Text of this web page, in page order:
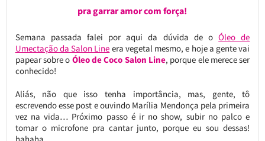
pra garrar amor com força!
Semana passada falei por aqui da dúvida de oÓleo de
Umectação da Salon Line era vegetal mesmo, e hoje a gente vai
papear sobre o Óleo de Coco Salon Line, porque ele merece ser
conhecido!
Aliás, não que isso tenha importância, mas, gente, tô
escrevendo esse post e ouvindo Marília Mendonça pela primeira
vez na vida… Próximo passo é ir no show, subir no palco e
tomar o microfone pra cantar junto, porque eu sou dessas!